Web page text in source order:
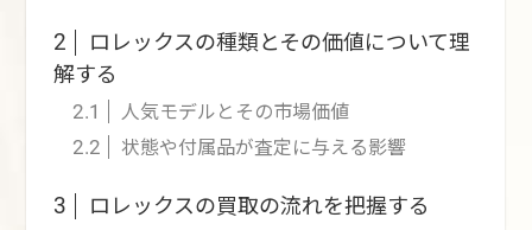
2
ロレックスの種類とその価値について理
解する
2.1 人気モデルとその市場価値
2.2 状態や付属品が査定に与える影響
3 ロレックスの買取の流れを把握する